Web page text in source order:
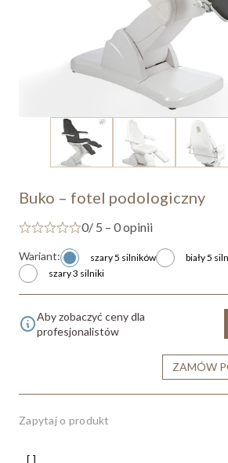
Buko – fotel podologiczny
0/ 5 – 0 opinii
Wariant: szary 5 silników biały 5
szary 3 silniki
Aby zobaczyć ceny dla
profesjonalistów
ZAMÓW
Zapytaj o produkt